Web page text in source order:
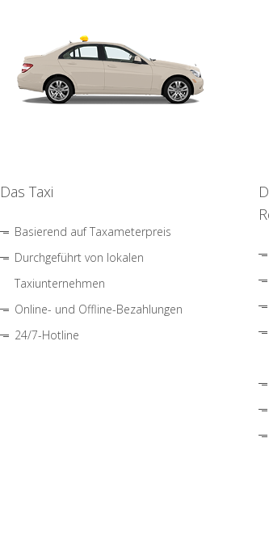
Das Taxi
Basierend auf Taxameterpreis
Durchgeführt von lokalen
Taxiunternehmen
Online- und Offline-Bezahlungen
24/7-Hotline